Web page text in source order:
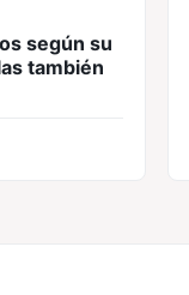
según su
también